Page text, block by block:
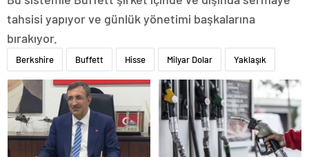
tahsisi yapıyor ve günlük yönetimi başkalarına
bırakıyor.
Berkshire Buffett Hisse Milyar Dolar Yaklaşık